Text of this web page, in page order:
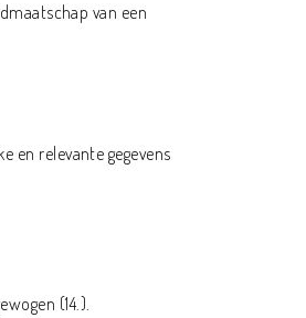
van een
en relevante gegevens
(14.).